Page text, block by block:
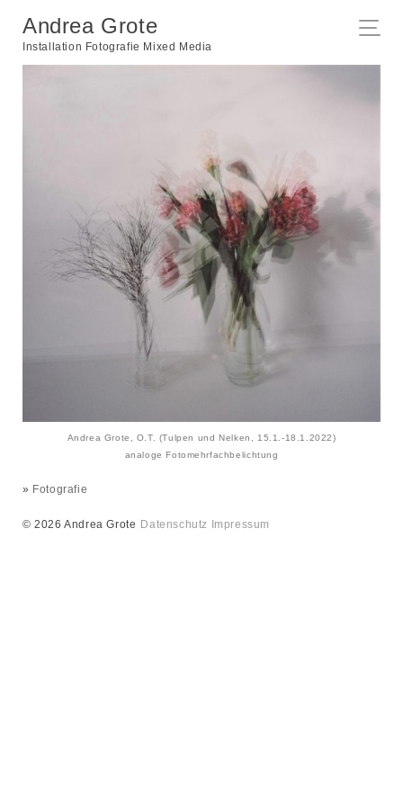
Andrea Grote
Installation Fotografie Mixed Media
Andrea Grote, O.T. (Tulpen und Nelken, 15.1.-18.1.2022)
analoge Fotomehrfachbelichtung
» Fotografie
© 2026 Andrea Grote Datenschutz Impressum